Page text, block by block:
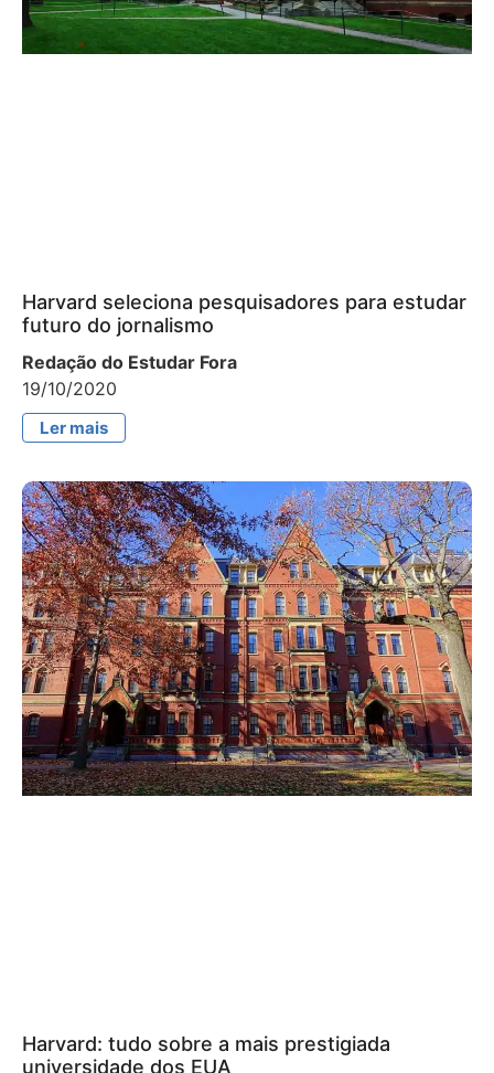
Harvard seleciona pesquisadores para estudar
futuro do jornalismo
Redação do Estudar Fora
19/10/2020
Ler mais
Harvard: tudo sobre a mais prestigiada
universidade dos EUA